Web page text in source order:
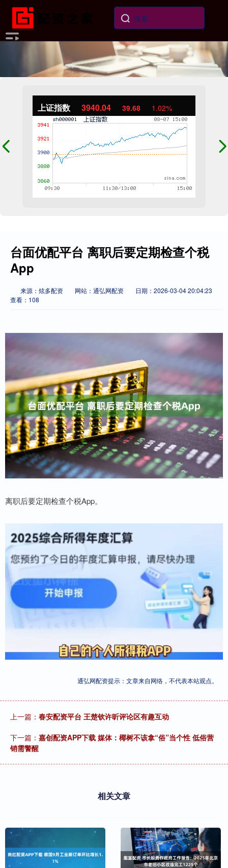
上证指数 3940.04 39.68 1.02%
台面优配平台 离职后要定期检查个税
App
来源：炫多配资 网站：通弘网配资
日期：2026-03-04 20:04:23
查看：108
离职后要定期检查个税App。
通弘网配资提示：文章来自网络，不代表本站观点。
上一篇： 春安配资平台 王楚钦许昕评论区有趣互动
下一篇： 嘉创配资APP下载 媒体：椰树不该拿“俗”当个性 低俗营
销需警醒
相关文章